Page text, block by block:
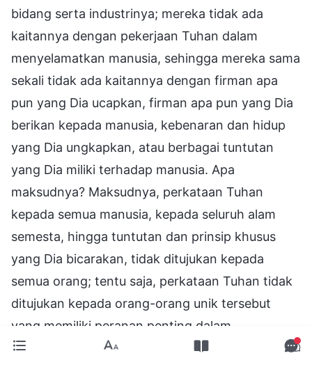
bidang serta industrinya; mereka tidak ada
kaitannya dengan pekerjaan Tuhan dalam
menyelamatkan manusia, sehingga mereka sama
sekali tidak ada kaitannya dengan firman apa
pun yang Dia ucapkan, firman apa pun yang Dia
berikan kepada manusia, kebenaran dan hidup
yang Dia ungkapkan, atau berbagai tuntutan
yang Dia miliki terhadap manusia. Apa
maksudnya? Maksudnya, perkataan Tuhan
kepada semua manusia, kepada seluruh alam
semesta, hingga tuntutan dan prinsip khusus
yang Dia bicarakan, tidak ditujukan kepada
semua orang; tentu saja, perkataan Tuhan tidak
ditujukan kepada orang-orang unik tersebut
yang memiliki peranan penting dalam
perkembangan kehidupan bermasyarakat